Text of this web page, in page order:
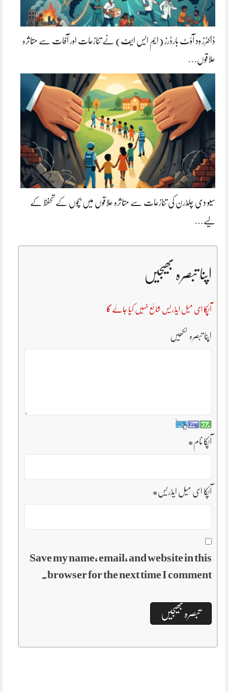
ڈاکٹرز وِد آؤٹ بارڈرز (ایم ایس ایف) نے تنازعات اور آفات سے متاثرہ
علاقوں…
سیو دی چلڈرن کی تنازعات سے متاثرہ علاقوں میں بچوں کے تحفظ کے
لیے…
اپنا تبصرہ بھیجیں
آپکا ای میل ایڈریس شائع نہیں کیا جائے گا
اپنا تبصرہ لکھیں
آپکا نام*
آپکا ای میل ایڈریس*
Save my name, email, and website in this
browser for the next time I comment.